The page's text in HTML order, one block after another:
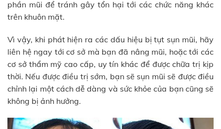
phần mũi để tránh gây tổn hại tới các chức năng khác
trên khuôn mặt.
Vì vậy, khi phát hiện ra các dấu hiệu bị tụt sụn mũi, hãy
liên hệ ngay tới cơ sở mà bạn đã nâng mũi, hoặc tới các
cơ sở thẩm mỹ cao cấp, uy tín khác để được chữa trị kịp
thời. Nếu được điều trị sớm, bạn sẽ sụn mũi sẽ được điều
chỉnh lại một cách dễ dàng và sức khỏe của bạn cũng sẽ
không bị ảnh hưởng.